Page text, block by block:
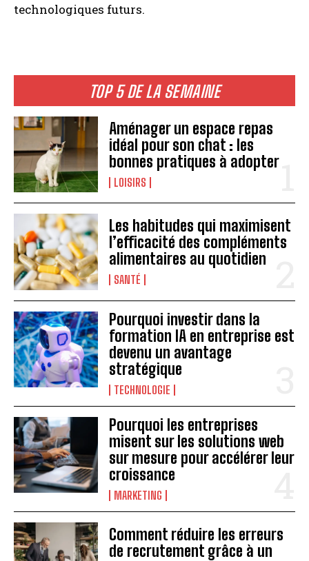
TOP 5 DE LA SEMAINE
Aménager un espace repas
idéal pour son chat : les
bonnes pratiques à adopter
LOISIRS
Les habitudes qui maximisent
l’efficacité des compléments
alimentaires au quotidien
SANTÉ
Pourquoi investir dans la
formation IA en entreprise est
devenu un avantage
stratégique
TECHNOLOGIE
Pourquoi les entreprises
misent sur les solutions web
sur mesure pour accélérer leur
croissance
MARKETING
Comment réduire les erreurs
de recrutement grâce à un
technologiques futurs.